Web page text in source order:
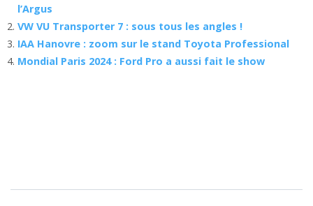
l’Argus
VW VU Transporter 7 : sous tous les angles !
IAA Hanovre : zoom sur le stand Toyota Professional
Mondial Paris 2024 : Ford Pro a aussi fait le show